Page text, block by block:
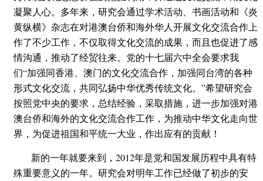
凝聚人心。多年来，研究会通过学术活动、书画活动和《炎
黄纵横》杂志在对港澳台侨和海外华人开展文化交流合作上
作了不少工作，不仅取得文化交流的成果，而且也促进了感
情沟通，推动了经贸往来。党的十七届六中全会要求我
们“加强同香港、澳门的文化交流合作，加强同台湾的各种
形式文化交流，共同弘扬中华优秀传统文化。”希望研究会
按照党中央的要求，总结经验，采取措施，进一步加强对港
澳台侨和海外的文化交流合作工作，为推动中华文化走向世
界，为促进祖国和平统一大业，作出应有的贡献！
新的一年就要来到，2012年是党和国发展历程中具有特
殊重要意义的一年。研究会对明年工作已经做了初步的安